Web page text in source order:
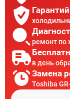
ремонт по
в день
Замена
Toshiba